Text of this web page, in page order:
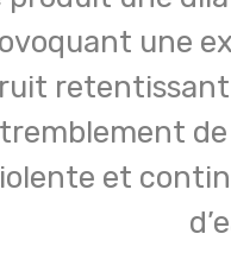
une
et